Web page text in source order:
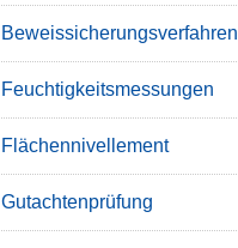
Beweissicherungsverfahren
Feuchtigkeitsmessungen
Flächennivellement
Gutachtenprüfung